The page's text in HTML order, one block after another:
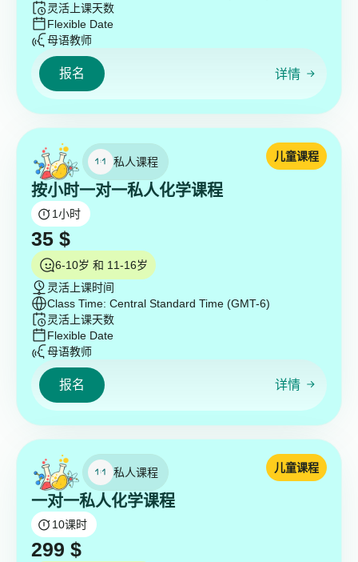
灵活上课天数
Flexible Date
母语教师
报名 详情
私人课程
按小时一对一私人化学课程
儿童课程
1小时
35 $
6-10岁 和 11-16岁
灵活上课时间
Class Time: Central Standard Time (GMT-6)
灵活上课天数
Flexible Date
母语教师
报名 详情
私人课程
一对一私人化学课程
儿童课程
10课时
299 $